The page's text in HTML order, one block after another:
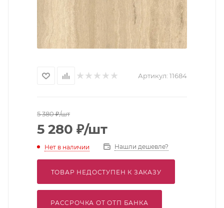
Артикул: 11684
5 380₽/шт
5 280 ₽/шт
Нет в наличии Нашли дешевле?
ТОВАР НЕДОСТУПЕН К ЗАКАЗУ
РАССРОЧКА ОТ ОТП БАНКА